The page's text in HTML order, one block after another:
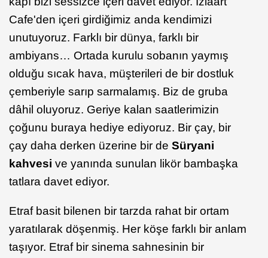
Cafe'den içeri girdiğimiz anda kendimizi
unutuyoruz. Farklı bir dünya, farklı bir
ambiyans… Ortada kurulu sobanın yaymış
olduğu sıcak hava, müşterileri de bir dostluk
çemberiyle sarıp sarmalamış. Biz de gruba
dâhil oluyoruz. Geriye kalan saatlerimizin
çoğunu buraya hediye ediyoruz. Bir çay, bir
çay daha derken üzerine bir de Süryani
kahvesi ve yanında sunulan likör bambaşka
tatlara davet ediyor.
Etraf basit bilenen bir tarzda rahat bir ortam
yaratılarak döşenmiş. Her köşe farklı bir anlam
taşıyor. Etraf bir sinema sahnesinin bir